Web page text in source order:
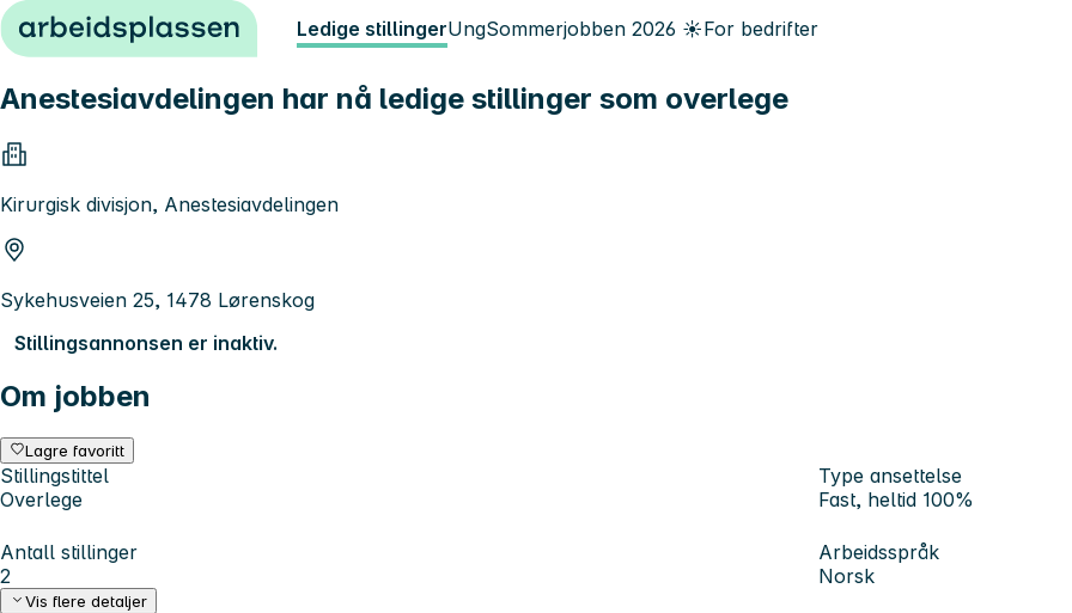
Hopp til innhold Ledige stillingerUngSommerjobben 2026 ☀️For bedrifter
Anestesiavdelingen har nå ledige stillinger som overlege
Kirurgisk divisjon, Anestesiavdelingen
Sykehusveien 25, 1478 Lørenskog
Stillingsannonsen er inaktiv.
Om jobben
Lagre favoritt
Stillingstittel
Overlege
Type ansettelse
Fast, heltid 100%
Antall stillinger
2
Arbeidsspråk
Norsk
Vis flere detaljer